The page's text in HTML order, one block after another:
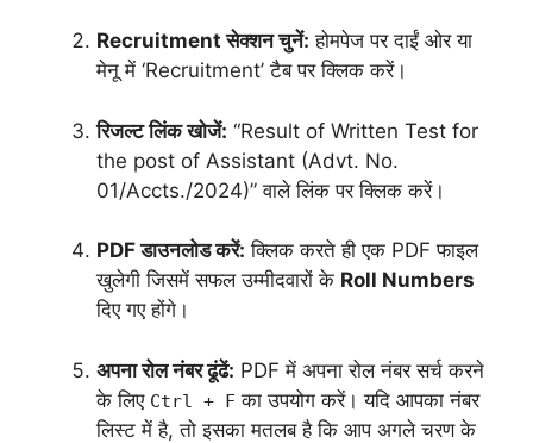
Recruitment सेक्शन चुनें: होमपेज पर दाईं ओर या
मेनू में ‘Recruitment’ टैब पर क्लिक करें।
रिजल्ट लिंक खोजें: “Result of Written Test for
the post of Assistant (Advt. No.
01/Accts./2024)” वाले लिंक पर क्लिक करें।
PDF डाउनलोड करें: क्लिक करते ही एक PDF फाइल
खुलेगी जिसमें सफल उम्मीदवारों के Roll Numbers
दिए गए होंगे।
अपना रोल नंबर ढूंढें: PDF में अपना रोल नंबर सर्च करने
के लिए Ctrl + F का उपयोग करें। यदि आपका नंबर
लिस्ट में है, तो इसका मतलब है कि आप अगले चरण के